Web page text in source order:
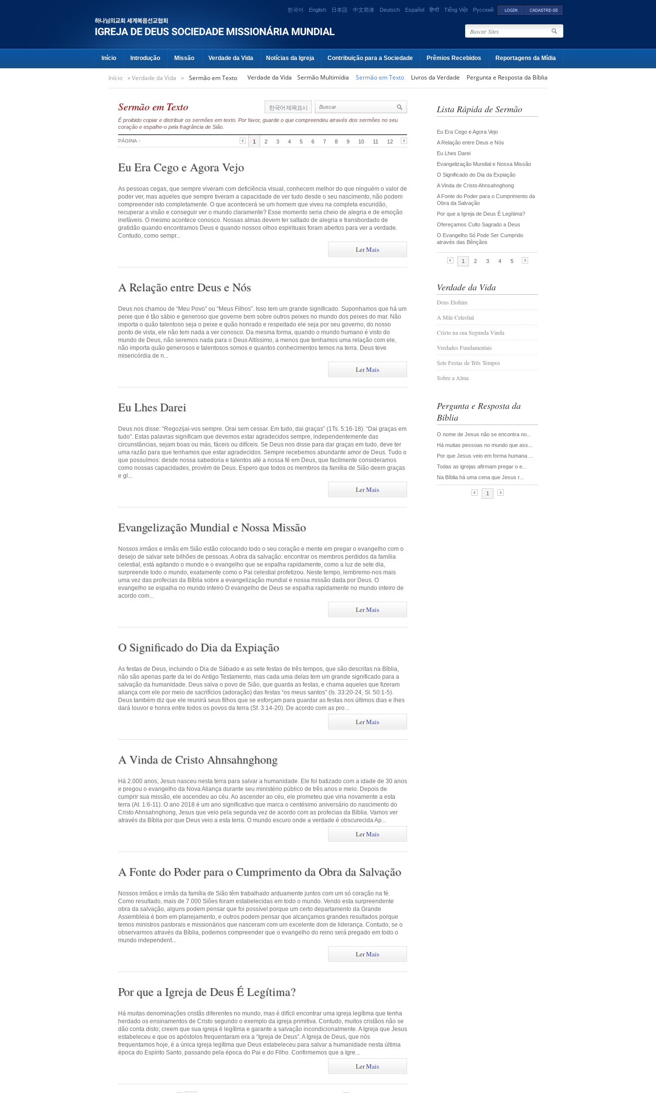
한국어 English 日本語 中文简体 Deutsch Español हिन्दी Tiếng Việt Русский
Início Introdução Missão Verdade da Vida Notícias da Igreja Contribuição para a Sociedade Prêmios Recebidos Reportagens da Mídia
Início »Verdade da Vida » Sermão em Texto Verdade da Vida Sermão Multimídia Sermão em Texto Livros da Verdade Pergunta e Resposta da Bíblia
Sermão em Texto 한국어 제목표시
É proibido copiar e distribuir os sermões em texto. Por favor, guarde o que compreendeu através dos sermões no seu
coração e espalhe-o pela fragrância de Sião.
PÁGINA » 1 2 3 4 5 6 7 8 9 10 11 12
Eu Era Cego e Agora Vejo
As pessoas cegas, que sempre viveram com deficiência visual, conhecem melhor do que ninguém o valor de
poder ver, mas aqueles que sempre tiveram a capacidade de ver tudo desde o seu nascimento, não podem
compreender isto completamente. O que acontecerá se um homem que viveu na completa escuridão,
recuperar a visão e conseguir ver o mundo claramente? Esse momento seria cheio de alegria e de emoção
inefáveis. O mesmo acontece conosco. Nossas almas devem ter saltado de alegria e transbordado de
gratidão quando encontramos Deus e quando nossos olhos espirituais foram abertos para ver a verdade.
Contudo, como sempr...
LerMais
A Relação entre Deus e Nós
Deus nos chamou de “Meu Povo” ou “Meus Filhos”. Isso tem um grande significado. Suponhamos que há um
peixe que é tão sábio e generoso que governe bem sobre outros peixes no mundo dos peixes do mar. Não
importa o quão talentoso seja o peixe e quão honrado e respeitado ele seja por seu governo, do nosso
ponto de vista, ele não tem nada a ver conosco. Da mesma forma, quando o mundo humano é visto do
mundo de Deus, não seremos nada para o Deus Altíssimo, a menos que tenhamos uma relação com ele,
não importa quão generosos e talentosos somos e quantos conhecimentos temos na terra. Deus teve
misericórdia de n...
LerMais
Eu Lhes Darei
Deus nos disse: “Regozijai-vos sempre. Orai sem cessar. Em tudo, dai graças” (1Ts. 5:16-18). “Dai graças em
tudo”. Estas palavras significam que devemos estar agradecidos sempre, independentemente das
circunstâncias, sejam boas ou más, fáceis ou difíceis. Se Deus nos disse para dar graças em tudo, deve ter
uma razão para que tenhamos que estar agradecidos. Sempre recebemos abundante amor de Deus. Tudo o
que possuímos: desde nossa sabedoria e talentos até a nossa fé em Deus, que facilmente consideramos
como nossas capacidades, provém de Deus. Espero que todos os membros da família de Sião deem graças
e gl...
LerMais
Evangelização Mundial e Nossa Missão
Nossos irmãos e irmãs em Sião estão colocando todo o seu coração e mente em pregar o evangelho com o
desejo de salvar sete bilhões de pessoas. A obra da salvação: encontrar os membros perdidos da família
celestial, está agitando o mundo e o evangelho que se espalha rapidamente, como a luz de sete dia,
surpreende todo o mundo, exatamente como o Pai celestial profetizou. Neste tempo, lembremo-nos mais
uma vez das profecias da Bíblia sobre a evangelização mundial e nossa missão dada por Deus. O
evangelho se espalha no mundo inteiro O evangelho de Deus se espalha rapidamente no mundo inteiro de
acordo com...
LerMais
O Significado do Dia da Expiação
As festas de Deus, incluindo o Dia de Sábado e as sete festas de três tempos, que são descritas na Bíblia,
não são apenas parte da lei do Antigo Testamento, mas cada uma delas tem um grande significado para a
salvação da humanidade. Deus salva o povo de Sião, que guarda as festas, e chama aqueles que fizeram
aliança com ele por meio de sacrifícios (adoração) das festas “os meus santos” (Is. 33:20-24, Sl. 50:1-5).
Deus também diz que ele reunirá seus filhos que se esforçam para guardar as festas nos últimos dias e lhes
dará louvor e honra entre todos os povos da terra (Sf. 3:14-20). De acordo com as pro...
LerMais
A Vinda de Cristo Ahnsahnghong
Há 2.000 anos, Jesus nasceu nesta terra para salvar a humanidade. Ele foi batizado com a idade de 30 anos
e pregou o evangelho da Nova Aliança durante seu ministério público de três anos e meio. Depois de
cumprir sua missão, ele ascendeu ao céu. Ao ascender ao céu, ele prometeu que viria novamente a esta
terra (At. 1:6-11). O ano 2018 é um ano significativo que marca o centésimo aniversário do nascimento do
Cristo Ahnsahnghong, Jesus que veio pela segunda vez de acordo com as profecias da Bíblia. Vamos ver
através da Bíblia por que Deus veio a esta terra. O mundo escuro onde a verdade é obscurecida Ap...
LerMais
A Fonte do Poder para o Cumprimento da Obra da Salvação
Nossos irmãos e irmãs da família de Sião têm trabalhado arduamente juntos com um só coração na fé.
Como resultado, mais de 7.000 Siões foram estabelecidas em todo o mundo. Vendo esta surpreendente
obra da salvação, alguns podem pensar que foi possível porque um certo departamento da Grande
Assembleia é bom em planejamento, e outros podem pensar que alcançamos grandes resultados porque
temos ministros pastorais e missionários que nasceram com um excelente dom de liderança. Contudo, se o
observarmos através da Bíblia, podemos compreender que o evangelho do reino será pregado em todo o
mundo independent...
LerMais
Por que a Igreja de Deus É Legítima?
Há muitas denominações cristãs diferentes no mundo, mas é difícil encontrar uma igreja legítima que tenha
herdado os ensinamentos de Cristo segundo o exemplo da igreja primitiva. Contudo, muitos cristãos não se
dão conta disto; creem que sua igreja é legítima e garante a salvação incondicionalmente. A Igreja que Jesus
estabeleceu e que os apóstolos frequentaram era a “Igreja de Deus”. A Igreja de Deus, que nós
frequentamos hoje, é a única igreja legítima que Deus estabeleceu para salvar a humanidade nesta última
época do Espírito Santo, passando pela época do Pai e do Filho. Confirmemos que a Igre...
LerMais
Verdade da Vida
Deus Elohim
A Mãe Celestial
Cristo na sua Segunda Vinda
Verdades Fundamentais
Sete Festas de Três Tempos
Sobre a Alma